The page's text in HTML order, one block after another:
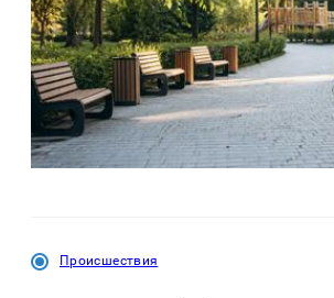
Происшествия